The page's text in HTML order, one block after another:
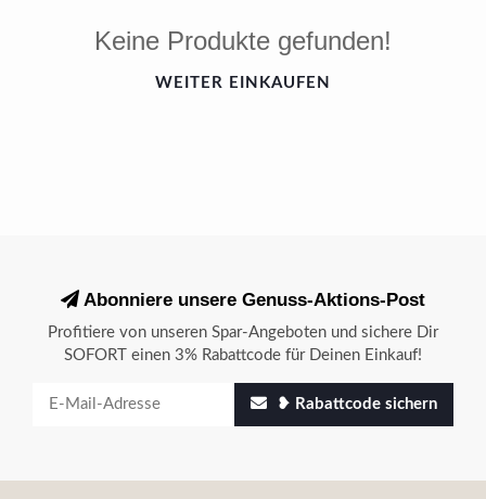
Keine Produkte gefunden!
WEITER EINKAUFEN
Abonniere unsere Genuss-Aktions-Post
Profitiere von unseren Spar-Angeboten und sichere Dir
SOFORT einen 3% Rabattcode für Deinen Einkauf!
❥ Rabattcode sichern